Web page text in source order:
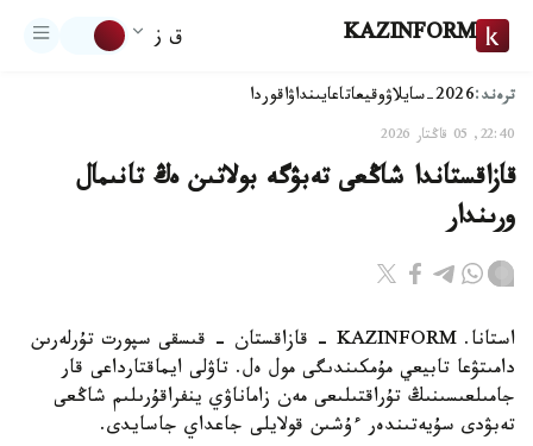
KAZINFORM ق ز
ترەند:2026-سايلاۋ وقيعاتاعايىنداۋاقوردا
22:40, 05 قاڭتار 2026
قازاقستاندا شاڭعى تەبۋگە بولاتىن ەڭ تانىمال
ورىندار
استانا. KAZINFORM - قازاقستان - قىسقى سپورت تۇرلەرىن
دامىتۋعا تابيعي مۇمكىندىگى مول ەل. تاۋلى ايماقتارداعى قار
جامىلعىسىنىڭ تۇراقتىلىعى مەن زاماناۋي ينفراقۇرىلىم شاڭعى
تەبۋدى سۇيەتىندەر ءۇشىن قولايلى جاعداي جاسايدى.